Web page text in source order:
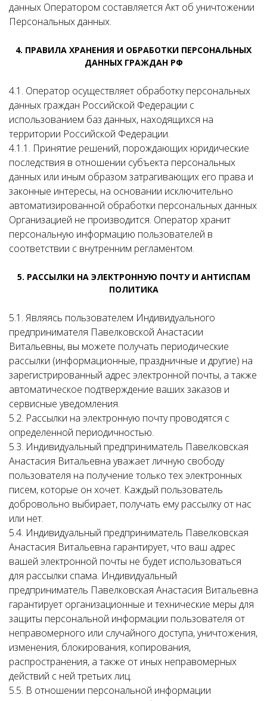
данных Оператором составляется Акт об уничтожении
Персональных данных.
4. ПРАВИЛА ХРАНЕНИЯ И ОБРАБОТКИ ПЕРСОНАЛЬНЫХ
ДАННЫХ ГРАЖДАН РФ
4.1. Оператор осуществляет обработку персональных
данных граждан Российской Федерации с
использованием баз данных, находящихся на
территории Российской Федерации.
4.1.1. Принятие решений, порождающих юридические
последствия в отношении субъекта персональных
данных или иным образом затрагивающих его права и
законные интересы, на основании исключительно
автоматизированной обработки персональных данных
Организацией не производится. Оператор хранит
персональную информацию пользователей в
соответствии с внутренним регламентом.
5. РАССЫЛКИ НА ЭЛЕКТРОННУЮ ПОЧТУ И АНТИСПАМ
ПОЛИТИКА
5.1. Являясь пользователем Индивидуального
предпринимателя Павелковской Анастасии
Витальевны, вы можете получать периодические
рассылки (информационные, праздничные и другие) на
зарегистрированный адрес электронной почты, а также
автоматическое подтверждение ваших заказов и
сервисные уведомления.
5.2. Рассылки на электронную почту проводятся с
определенной периодичностью.
5.3. Индивидуальный предприниматель Павелковская
Анастасия Витальевна уважает личную свободу
пользователя на получение только тех электронных
писем, которые он хочет. Каждый пользователь
добровольно выбирает, получать ему рассылку от нас
или нет.
5.4. Индивидуальный предприниматель Павелковская
Анастасия Витальевна гарантирует, что ваш адрес
вашей электронной почты не будет использоваться
для рассылки спама. Индивидуальный
предприниматель Павелковская Анастасия Витальевна
гарантирует организационные и технические меры для
защиты персональной информации пользователя от
неправомерного или случайного доступа, уничтожения,
изменения, блокирования, копирования,
распространения, а также от иных неправомерных
действий с ней третьих лиц.
5.5. В отношении персональной информации